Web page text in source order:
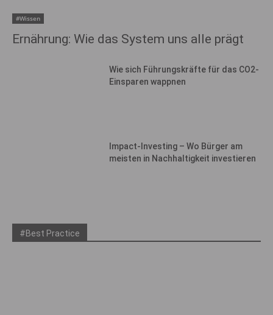
#Wissen
Ernährung: Wie das System uns alle prägt
Wie sich Führungskräfte für das CO2-
Einsparen wappnen
Impact-Investing – Wo Bürger am
meisten in Nachhaltigkeit investieren
#Best Practice